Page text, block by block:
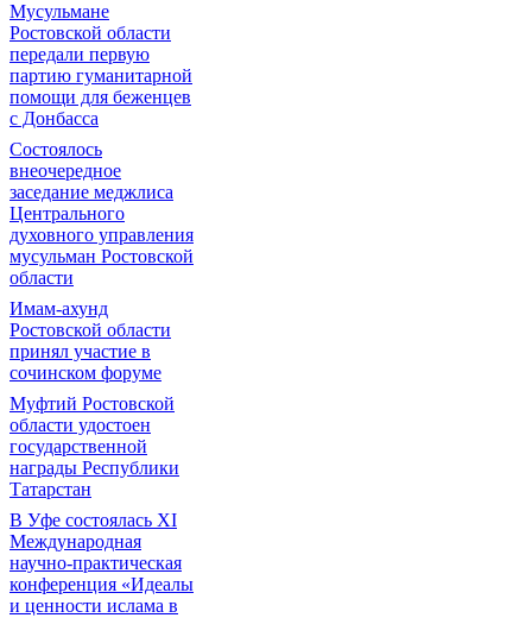
Мусульмане
Ростовской области
передали первую
партию гуманитарной
помощи для беженцев
с Донбасса
Состоялось
внеочередное
заседание меджлиса
Центрального
духовного управления
мусульман Ростовской
области
Имам-ахунд
Ростовской области
принял участие в
сочинском форуме
Муфтий Ростовской
области удостоен
государственной
награды Республики
Татарстан
В Уфе состоялась XI
Международная
научно-практическая
конференция «Идеалы
и ценности ислама в